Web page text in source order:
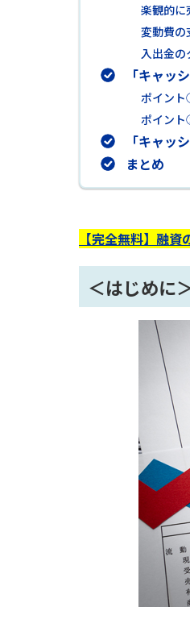
楽観的に
変動費の
入出金
「キャッ
ポイント
ポイント
「キャッ
まとめ
【完全無料】融
＜はじめに